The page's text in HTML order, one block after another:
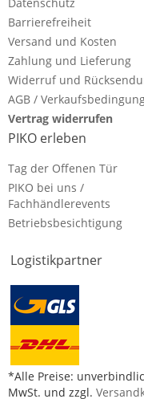
Datenschutz
Barrierefreiheit
Versand und Kosten
Zahlung und Lieferung
Widerruf und
AGB /
Vertrag widerrufen
PIKO erleben
Tag der Offenen Tür
PIKO bei uns /
Fachhändlerevents
Betriebsbesichtigung
Logistikpartner
*Alle Preise:
MwSt. und zzgl.